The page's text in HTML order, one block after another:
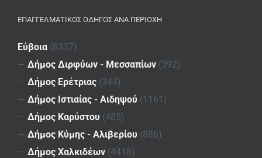
ΕΠΑΓΓΕΛΜΑΤΙΚΌΣ ΟΔΗΓΌΣ ΑΝΆ ΠΕΡΙΟΧΉ
Εύβοια (8337)
— Δήμος Διρφύων - Μεσσαπίων (392)
— Δήμος Ερέτριας (344)
— Δήμος Ιστιαίας - Αιδηψού (1161)
— Δήμος Καρύστου (485)
— Δήμος Κύμης - Αλιβερίου (886)
— Δήμος Χαλκιδέων (4418)